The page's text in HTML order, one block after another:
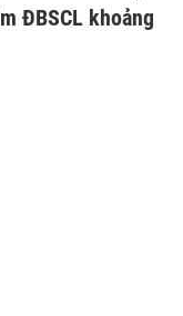
ĐBSCL khoảng